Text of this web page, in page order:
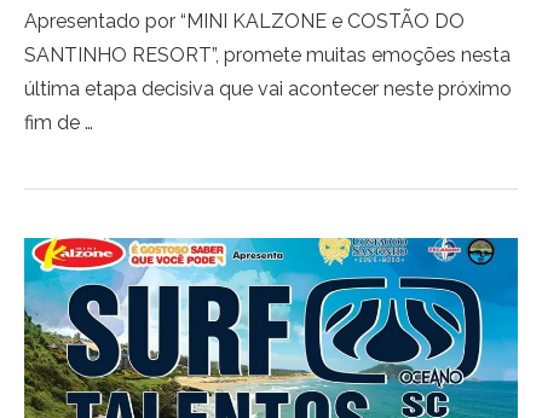
Apresentado por “MINI KALZONE e COSTÃO DO
SANTINHO RESORT”, promete muitas emoções nesta
última etapa decisiva que vai acontecer neste próximo
fim de …